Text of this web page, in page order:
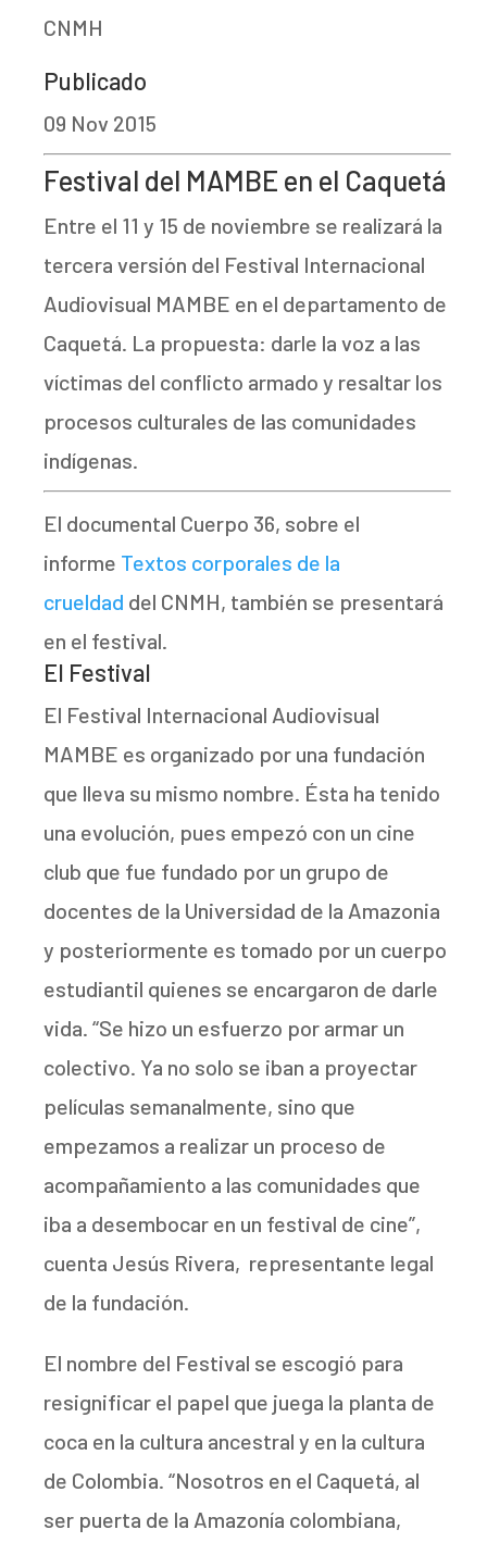
CNMH
Publicado
09 Nov 2015
Festival del MAMBE en el Caquetá
Entre el 11 y 15 de noviembre se realizará la
tercera versión del Festival Internacional
Audiovisual MAMBE en el departamento de
Caquetá. La propuesta: darle la voz a las
víctimas del conflicto armado y resaltar los
procesos culturales de las comunidades
indígenas.
El documental Cuerpo 36, sobre el
informe Textos corporales de la
crueldad del CNMH, también se presentará
en el festival.
El Festival
El Festival Internacional Audiovisual
MAMBE es organizado por una fundación
que lleva su mismo nombre. Ésta ha tenido
una evolución, pues empezó con un cine
club que fue fundado por un grupo de
docentes de la Universidad de la Amazonia
y posteriormente es tomado por un cuerpo
estudiantil quienes se encargaron de darle
vida. “Se hizo un esfuerzo por armar un
colectivo. Ya no solo se iban a proyectar
películas semanalmente, sino que
empezamos a realizar un proceso de
acompañamiento a las comunidades que
iba a desembocar en un festival de cine”,
cuenta Jesús Rivera, representante legal
de la fundación.
El nombre del Festival se escogió para
resignificar el papel que juega la planta de
coca en la cultura ancestral y en la cultura
de Colombia. “Nosotros en el Caquetá, al
ser puerta de la Amazonía colombiana,